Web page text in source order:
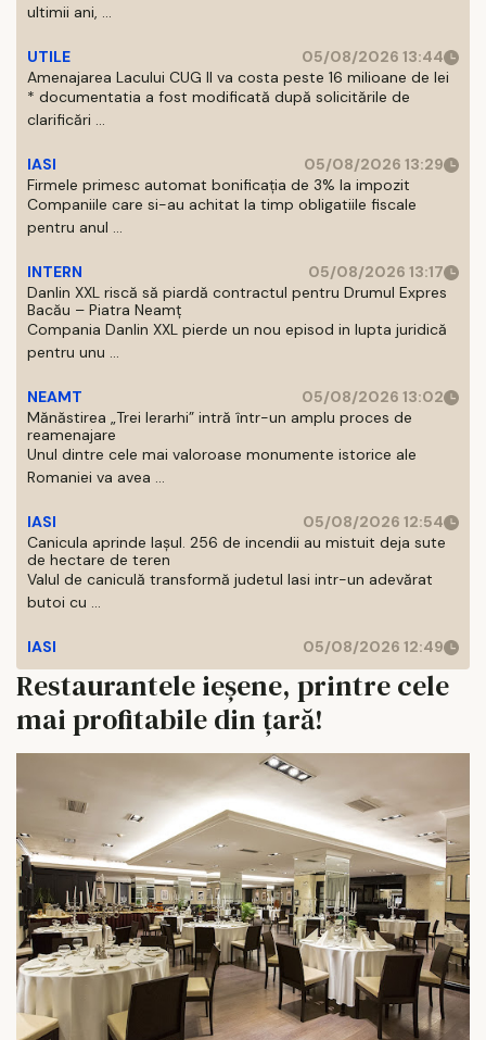
ultimii ani, ...
UTILE
05/08/2026 13:44
Amenajarea Lacului CUG II va costa peste 16 milioane de lei
* documentatia a fost modificată după solicitările de
clarificări ...
IASI
05/08/2026 13:29
Firmele primesc automat bonificația de 3% la impozit
Companiile care si-au achitat la timp obligatiile fiscale
pentru anul ...
INTERN
05/08/2026 13:17
Danlin XXL riscă să piardă contractul pentru Drumul Expres
Bacău – Piatra Neamț
Compania Danlin XXL pierde un nou episod in lupta juridică
pentru unu ...
NEAMT
05/08/2026 13:02
Mănăstirea „Trei Ierarhi” intră într-un amplu proces de
reamenajare
Unul dintre cele mai valoroase monumente istorice ale
Romaniei va avea ...
IASI
05/08/2026 12:54
Canicula aprinde Iașul. 256 de incendii au mistuit deja sute
de hectare de teren
Valul de caniculă transformă judetul Iasi intr-un adevărat
butoi cu ...
IASI 05/08/2026 12:49
Restaurantele ieșene, printre cele
mai profitabile din țară!